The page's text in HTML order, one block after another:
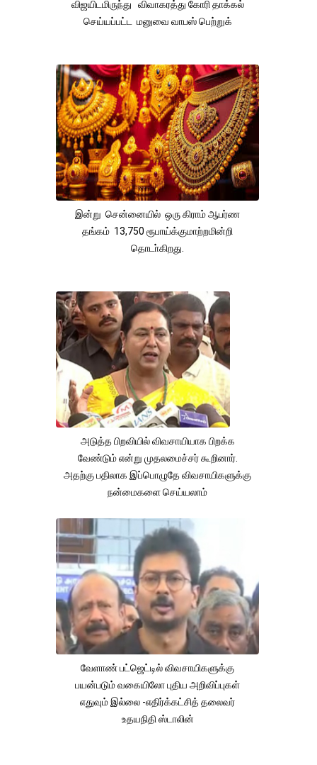
விஜயிடமிருந்து விவாகரத்து கோரி தாக்கல்
செய்யப்பட்ட மனுவை வாபஸ் பெற்றுக்
இன்று சென்னையில் ஒரு கிராம் ஆபர்ண
தங்கம் 13,750 ரூபாய்க்குமாற்றமின்றி
தொடா்கிறது.
அடுத்த பிறவியில் விவசாயியாக பிறக்க
வேண்டும் என்று முதலமைச்சர் கூறினார்.
அதற்கு பதிலாக இப்பொழுதே விவசாயிகளுக்கு
நன்மைகளை செய்யலாம்
வேளாண் பட்ஜெட்டில் விவசாயிகளுக்கு
பயன்படும் வகையிலோ புதிய அறிவிப்புகள்
எதுவும் இல்லை -எதிர்க்கட்சித் தலைவர்
உதயநிதி ஸ்டாலின்